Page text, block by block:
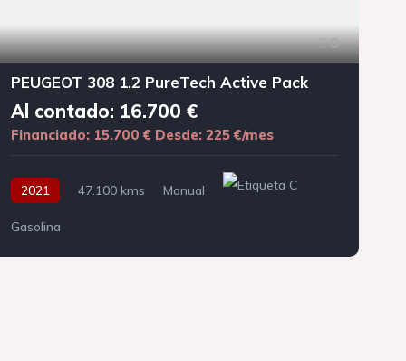
8
PEUGEOT 308 1.2 PureTech Active Pack
Al contado: 16.700 €
Financiado: 15.700 € Desde: 225 €/mes
2021 47.100 kms Manual
Gasolina